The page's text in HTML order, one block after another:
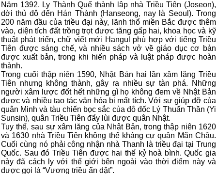
Năm 1392, Ly Thành Quế thành lập nhà Triều Tiên (Joseon),
dời thủ đô đến Hán Thành (Hanseong, nay là Seoul). Trong
200 năm đầu của triều đại này, lãnh thổ miền Bắc được thêm
vào, diện tích đất trồng trọt được tăng gấp hai, khoa học và kỹ
thuật phát triển, chữ viết mới Hangul phù hợp với tiếng Triều
Tiên được sáng chế, và nhiều sách vở về giáo dục cơ bản
được xuất bản, trong khi hiến pháp và luật pháp được hoàn
thành.
Trong cuối thập niên 1590, Nhật Bản hai lần xâm lăng Triều
Tiên nhưng không thành, gây ra nhiều sự tàn phá. Những
người xâm lược đốt hết những gì họ không đem về Nhật Bản
được và nhiều tạo tác văn hóa bị mất tích. Với sự giúp đỡ của
quân Minh và tàu chiến bọc sắc của đô đốc Lý Thuấn Thần (Yi
Sunsin), quân Triều Tiên đẩy lùi được quân Nhật.
Tuy thế, sau sự xâm lăng của Nhật Bản, trong thập niên 1620
và 1630 nhà Triều Tiên không thể kháng cự quân Mãn Châu.
Cuối cùng nó phải công nhận nhà Thanh là triều đại tại Trung
Quốc. Sau đó Triều Tiên được hai thế kỷ hoà bình. Quốc gia
này đã cách ly với thế giới bên ngoài vào thời điểm này và
được gọi là “Vương triều ẩn dật”.